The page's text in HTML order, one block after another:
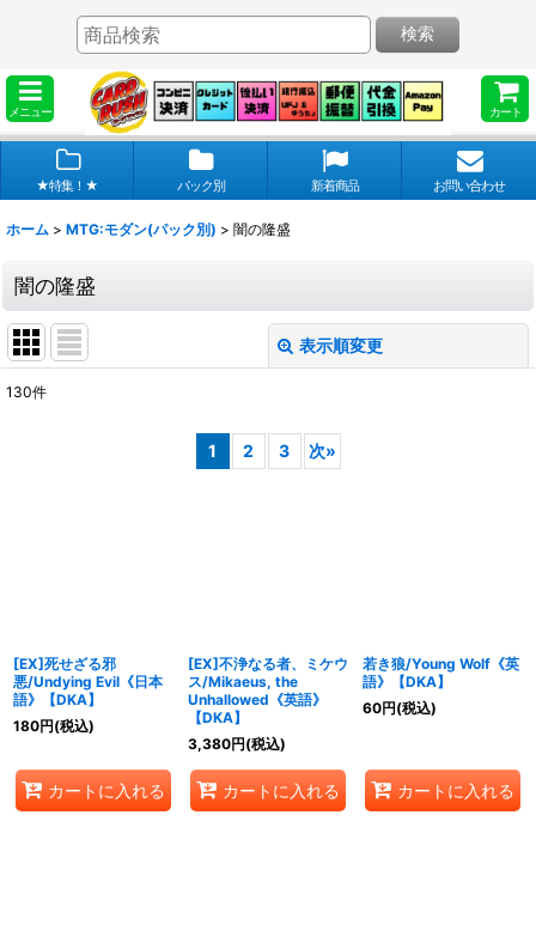
メニュー カート
検索
★特集！★ パック別 新着商品 お問い合わせ
ホーム > MTG:モダン(パック別) > 闇の隆盛
闇の隆盛
表示順変更
130件
1 2 3 次»
[EX]死せざる邪
悪/Undying Evil《日本
語》【DKA】
180円(税込)
カートに入れる
[EX]不浄なる者、ミケウ
ス/Mikaeus, the
Unhallowed《英語》
【DKA】
3,380円(税込)
カートに入れる
若き狼/Young Wolf《英
語》【DKA】
60円(税込)
カートに入れる